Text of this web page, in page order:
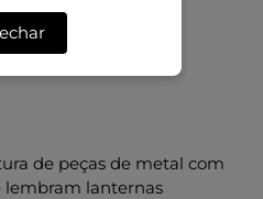
DE MEDIDAS
de peças de metal com
lembram lanternas